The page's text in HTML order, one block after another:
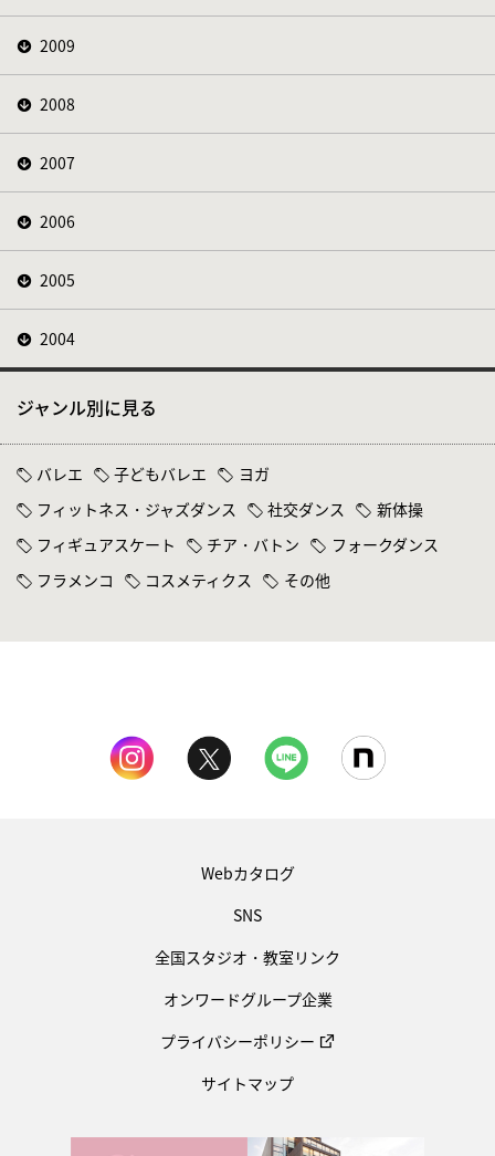
2009
2008
2007
2006
2005
2004
ジャンル別に見る
バレエ 子どもバレエ
ヨガ
フィットネス・ジャズダンス
社交ダンス
新体操
フィギュアスケート
チア・バトン
フォークダンス
フラメンコ
コスメティクス その他
Webカタログ
SNS
全国スタジオ・教室リンク
オンワードグループ企業
プライバシーポリシー
サイトマップ